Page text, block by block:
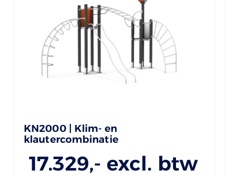
KN2000 | Klim- en
klautercombinatie
17.329,- excl. btw